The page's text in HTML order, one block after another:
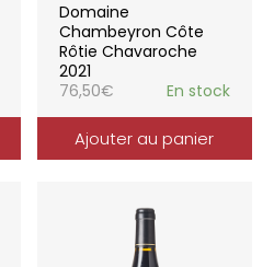
Domaine
Chambeyron Côte
Rôtie Chavaroche
2021
76,50€ En stock
Ajouter au panier